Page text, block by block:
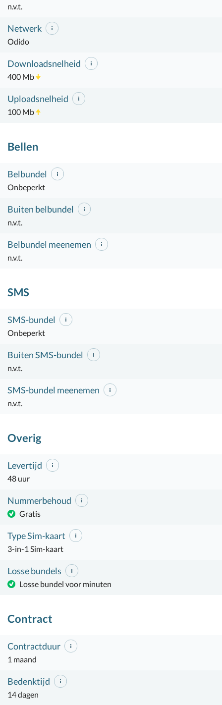
n.v.t.
Netwerk
Odido
Downloadsnelheid
400 Mb
Uploadsnelheid
100 Mb
Bellen
Belbundel
Onbeperkt
Buiten belbundel
n.v.t.
Belbundel meenemen
n.v.t.
SMS
SMS-bundel
Onbeperkt
Buiten SMS-bundel
n.v.t.
SMS-bundel meenemen
n.v.t.
Overig
Levertijd
48 uur
Nummerbehoud
Gratis
Type Sim-kaart
3-in-1 Sim-kaart
Losse bundels
Losse bundel voor minuten
Contract
Contractduur
1 maand
Bedenktijd
14 dagen